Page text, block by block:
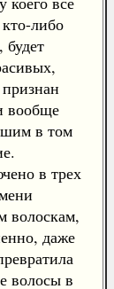
либо
будет
вообще
в том
в трех
волоскам,
даже
волосы в